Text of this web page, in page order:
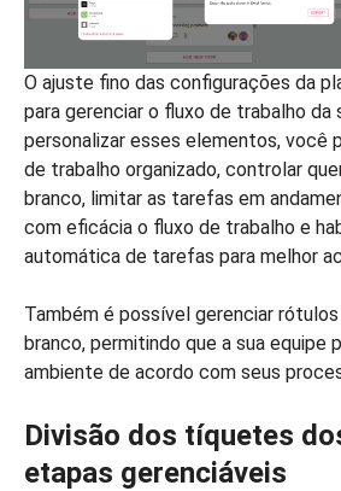
O ajuste fino das configurações da
para gerenciar o fluxo de trabalho da
personalizar esses elementos, você
de trabalho organizado, controlar
branco, limitar as tarefas em
com eficácia o fluxo de trabalho e
automática de tarefas para melhor
Também é possível gerenciar
branco, permitindo que a sua equipe
ambiente de acordo com seus
Divisão dos tíquetes
etapas gerenciáveis